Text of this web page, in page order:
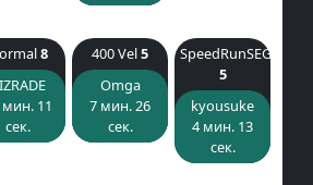
8
мин. 11
сек.
400 Vel5
Omga
7 мин. 26
сек.
SpeedRunSEG
5
kyousuke
4 мин. 13
сек.